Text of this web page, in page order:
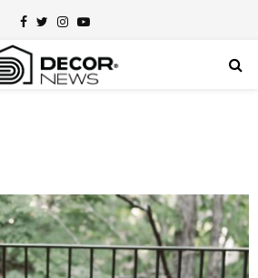
Facebook
TwitterInstagram
Youtube